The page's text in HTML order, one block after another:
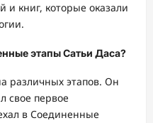
и книг, которые оказали
этапы Сатьи Даса?
различных этапов. Он
свое первое
в Соединенные